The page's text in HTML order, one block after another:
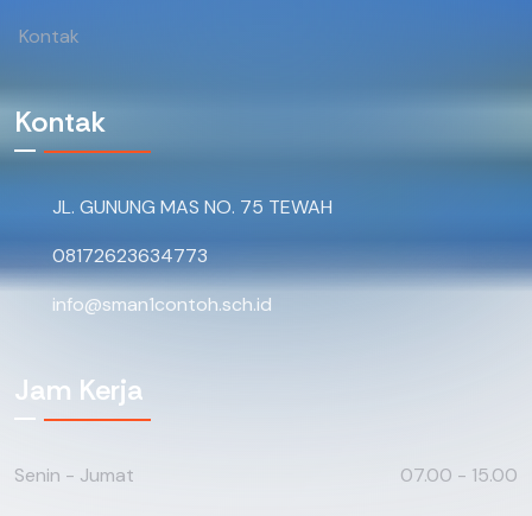
Kontak
Kontak
JL. GUNUNG MAS NO. 75 TEWAH
08172623634773
info@sman1contoh.sch.id
Jam Kerja
Senin - Jumat
07.00 - 15.00